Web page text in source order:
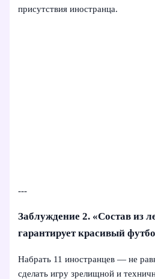
присутствия иностранца.
---
Заблуждение 2. «Состав из
гарантирует красивый
Набрать 11 иностранцев — не
сделать игру зрелищной и